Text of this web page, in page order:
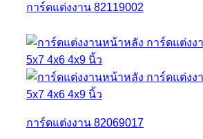
การ์ดแต่งงาน 82119002
การ์ดแต่งงาน 82069017